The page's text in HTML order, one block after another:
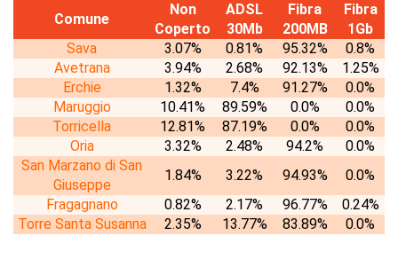
Comune
Non
Coperto
ADSL
30Mb
Fibra
200MB
Fibra
1Gb
Sava
3.07% 0.81% 95.32%
0.8%
Avetrana
3.94% 2.68% 92.13%
1.25%
Erchie
1.32% 7.4% 91.27%
0.0%
Maruggio
10.41% 89.59% 0.0%
0.0%
Torricella
12.81% 87.19% 0.0%
0.0%
Oria
3.32% 2.48% 94.2%
0.0%
San Marzano di San
Giuseppe
1.84% 3.22% 94.93%
0.0%
Fragagnano
0.82% 2.17% 96.77%
0.24%
Torre Santa Susanna
2.35% 13.77% 83.89% 0.0%